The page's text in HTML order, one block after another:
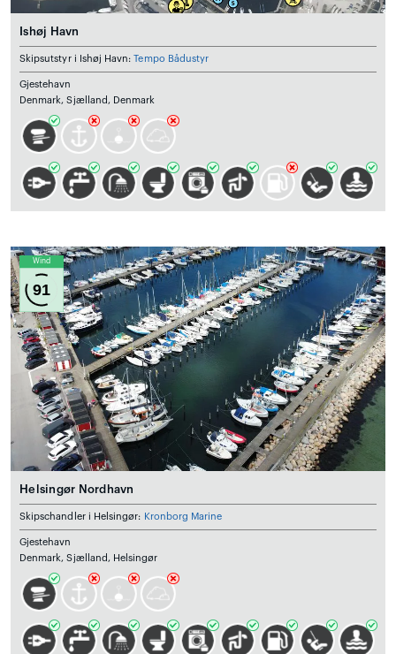
Ishøj Havn
Skipsutstyr i Ishøj Havn:Tempo Bådustyr
Gjestehavn
Denmark, Sjælland, Denmark
Wind
91
Helsingør Nordhavn
Skipschandler i Helsingør: Kronborg Marine
Gjestehavn
Denmark, Sjælland, Helsingør